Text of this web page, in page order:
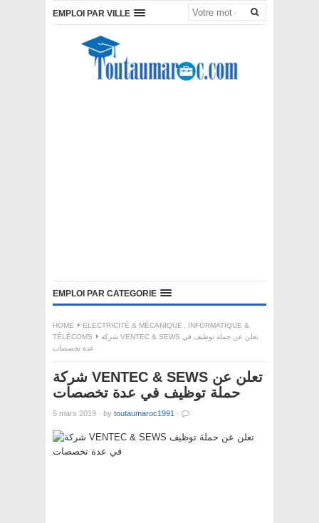
EMPLOI PAR VILLE
EMPLOI PAR CATEGORIE
HOME ELECTRICITÉ & MÉCANIQUE ,
INFORMATIQUE &
TÉLÉCOMS
شركة VENTEC & SEWS تعلن عن حملة توظيف في
عدة تخصصات
شركة VENTEC & SEWS تعلن عن
حملة توظيف في عدة تخصصات
5 mars 2019 · by toutaumaroc1991 ·